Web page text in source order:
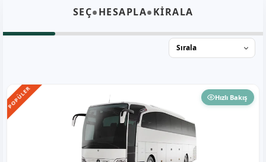
SEÇ•HESAPLA•KİRALA
POPÜLER Hızlı Bakış